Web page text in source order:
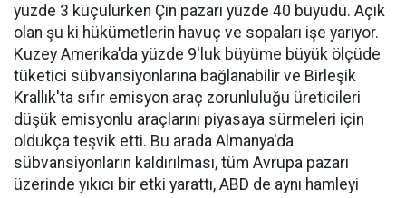
yüzde 3 küçülürken Çin pazarı yüzde 40 büyüdü. Açık
olan şu ki hükümetlerin havuç ve sopaları işe yarıyor.
Kuzey Amerika'da yüzde 9'luk büyüme büyük ölçüde
tüketici sübvansiyonlarına bağlanabilir ve Birleşik
Krallık'ta sıfır emisyon araç zorunluluğu üreticileri
düşük emisyonlu araçlarını piyasaya sürmeleri için
oldukça teşvik etti. Bu arada Almanya'da
sübvansiyonların kaldırılması, tüm Avrupa pazarı
üzerinde yıkıcı bir etki yarattı, ABD de aynı hamleyi